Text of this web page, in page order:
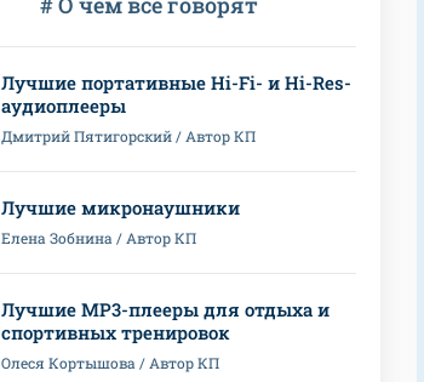
Лучшие портативные Hi-Fi- и Hi-Res-
аудиоплееры
Дмитрий Пятигорский / Автор КП
Лучшие микронаушники
Елена Зобнина / Автор КП
Лучшие MP3-плееры для отдыха и
спортивных тренировок
Олеся Кортышова / Автор КП